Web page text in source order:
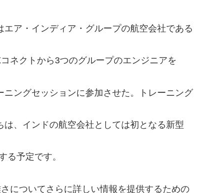
ア・インディア・グループの航空会社である
ネクトから3つのグループのエンジニアを
ニングセッションに参加させた。トレーニング
、インドの航空会社としては初となる新型
る予定です。
についてさらに詳しい情報を提供するための